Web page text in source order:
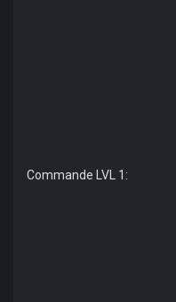
Commande LVL 1: